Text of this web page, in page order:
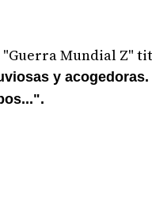
Mundial Z"
y